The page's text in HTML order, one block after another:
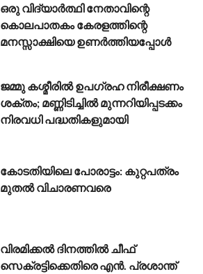
ഒരു വിദ്യാർത്ഥി നേതാവിന്റെ
കൊലപാതകം കേരളത്തിന്റെ
മനസ്സാക്ഷിയെ ഉണർത്തിയപ്പോൾ
ജമ്മു കശ്മീരിൽ ഉപഗ്രഹ നിരീക്ഷണം
ശക്തം; മണ്ണിടിച്ചിൽ മുന്നറിയിപ്പടക്കം
നിരവധി പദ്ധതികളുമായി
കോടതിയിലെ പോരാട്ടം: കുറ്റപത്രം
മുതൽ വിചാരണവരെ
വിരമിക്കൽ ദിനത്തിൽ ചീഫ്
സെക്രട്ടിക്കെതിരെ എൻ. പ്രശാന്ത്